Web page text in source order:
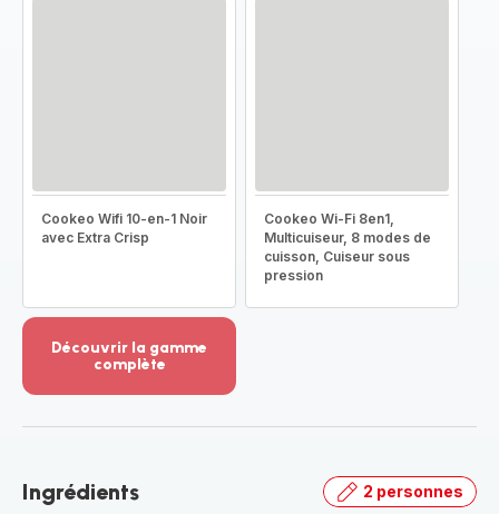
Cookeo Wifi 10-en-1 Noir
avec Extra Crisp
Cookeo Wi-Fi 8en1,
Multicuiseur, 8 modes de
cuisson, Cuiseur sous
pression
Découvrir la gamme
complète
-
gamme
Ingrédients 2 personnes